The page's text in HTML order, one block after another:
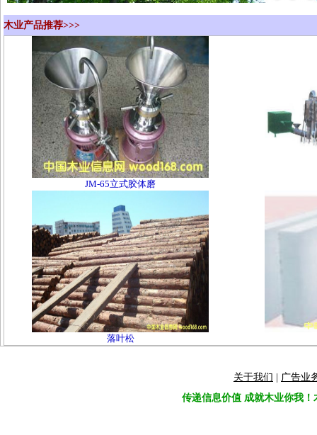
木业产品推荐>>>
JM-65立式胶体磨
落叶松
关于我们
广告业
传递信息价值 成就木业你我